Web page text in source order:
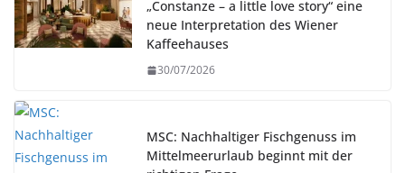
„Constanze – a little love story“ eine
neue Interpretation des Wiener
Kaffeehauses
30/07/2026
MSC: Nachhaltiger Fischgenuss im
Mittelmeerurlaub beginnt mit der